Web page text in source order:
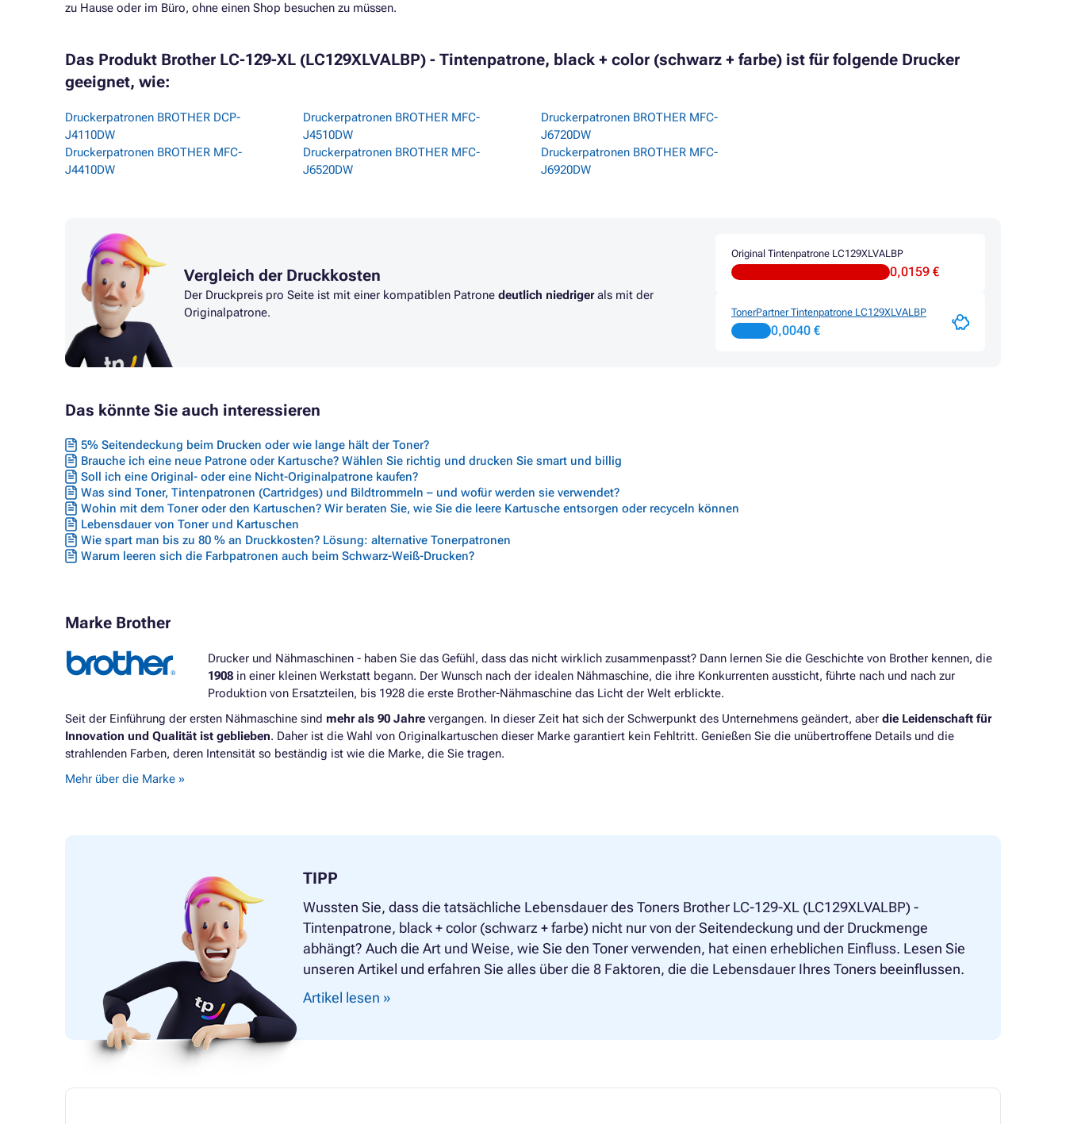
zu Hause oder im Büro, ohne einen Shop besuchen zu müssen.
Das Produkt Brother LC-129-XL (LC129XLVALBP) - Tintenpatrone, black + color (schwarz + farbe) ist für folgende Drucker
geeignet, wie:
Druckerpatronen BROTHER DCP-
J4110DW
Druckerpatronen BROTHER MFC-
J4410DW
Druckerpatronen BROTHER MFC-
J4510DW
Druckerpatronen BROTHER MFC-
J6520DW
Druckerpatronen BROTHER MFC-
J6720DW
Druckerpatronen BROTHER MFC-
J6920DW
Vergleich der Druckkosten
Der Druckpreis pro Seite ist mit einer kompatiblen Patrone deutlich niedrigerals mit der
Originalpatrone.
Original Tintenpatrone LC129XLVALBP
0,0159 €
TonerPartner Tintenpatrone LC129XLVALBP
0,0040 €
Das könnte Sie auch interessieren
5% Seitendeckung beim Drucken oder wie lange hält der Toner?
Brauche ich eine neue Patrone oder Kartusche? Wählen Sie richtig und drucken Sie smart und billig
Soll ich eine Original- oder eine Nicht-Originalpatrone kaufen?
Was sind Toner, Tintenpatronen (Cartridges) und Bildtrommeln – und wofür werden sie verwendet?
Wohin mit dem Toner oder den Kartuschen? Wir beraten Sie, wie Sie die leere Kartusche entsorgen oder recyceln können
Lebensdauer von Toner und Kartuschen
Wie spart man bis zu 80 % an Druckkosten? Lösung: alternative Tonerpatronen
Warum leeren sich die Farbpatronen auch beim Schwarz-Weiß-Drucken?
Marke Brother
Drucker und Nähmaschinen - haben Sie das Gefühl, dass das nicht wirklich zusammenpasst? Dann lernen Sie die Geschichte von Brother kennen, die
1908 in einer kleinen Werkstatt begann. Der Wunsch nach der idealen Nähmaschine, die ihre Konkurrenten aussticht, führte nach und nach zur
Produktion von Ersatzteilen, bis 1928 die erste Brother-Nähmaschine das Licht der Welt erblickte.
Seit der Einführung der ersten Nähmaschine sind mehr als 90 Jahre vergangen. In dieser Zeit hat sich der Schwerpunkt des Unternehmens geändert, aber die Leidenschaft für
Innovation und Qualität ist geblieben. Daher ist die Wahl von Originalkartuschen dieser Marke garantiert kein Fehltritt. Genießen Sie die unübertroffene Details und die
strahlenden Farben, deren Intensität so beständig ist wie die Marke, die Sie tragen.
Mehr über die Marke »
TIPP
Wussten Sie, dass die tatsächliche Lebensdauer des Toners Brother LC-129-XL (LC129XLVALBP) -
Tintenpatrone, black + color (schwarz + farbe) nicht nur von der Seitendeckung und der Druckmenge
abhängt? Auch die Art und Weise, wie Sie den Toner verwenden, hat einen erheblichen Einfluss. Lesen Sie
unseren Artikel und erfahren Sie alles über die 8 Faktoren, die die Lebensdauer Ihres Toners beeinflussen.
Artikel lesen »